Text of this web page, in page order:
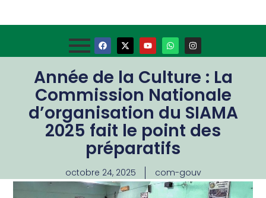
Année de la Culture : La
Commission Nationale
d’organisation du SIAMA
2025 fait le point des
préparatifs
octobre 24, 2025 com-gouv